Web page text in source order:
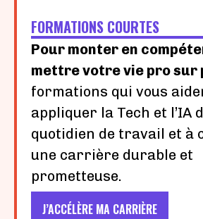
FORMATIONS COURTES
Pour monter en
mettre votre vie pro sur
formations qui vous
appliquer la Tech et l’IA
quotidien de travail et à
une carrière durable et
prometteuse.
J’ACCÉLÈRE MA CARRIÈRE